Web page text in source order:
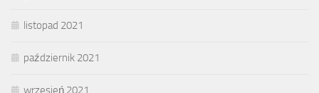
listopad 2021
październik 2021
wrzesień 2021